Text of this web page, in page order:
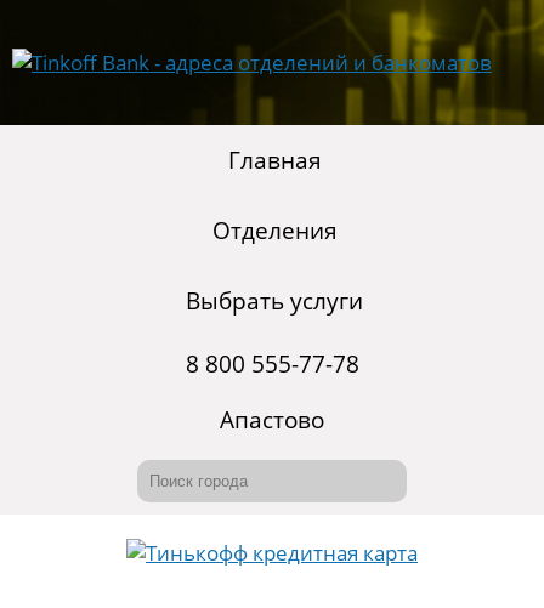
Главная
Отделения
Выбрать услуги
8 800 555-77-78
Апастово